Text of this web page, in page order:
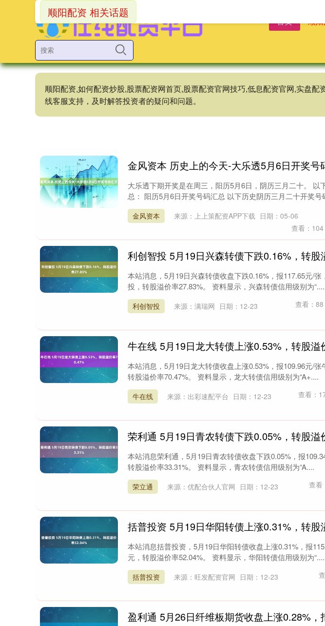
首页 顺
顺阳配资,如何配资炒股,股票配资网首页,股票配资官网技巧,低息配资官网,实盘
线客服支持，及时解答投资者的疑问和问题。
顺阳配资 相关话题
金风资本 历史上的今天-大乐透5月6日开奖号
大乐透下期开奖是在周三，阳历5月6日，阴历三月二十。 以
总： 阳历5月6日开奖号码汇总 以下历史阴历三月二十开奖号
金风资本 来源：上上策配资APP下载 日期：05-06
查看： 104
利创智投 5月19日兴森转债下跌0.16%，转股
本站消息，5月19日兴森转债收盘下跌0.16%，报117.65元/
投，转股溢价率27.83%。 资料显示，兴森转债信用级别为“....
利创智投 来源：满瑞网 日期：12-23 查看： 88
牛在线 5月19日龙大转债上涨0.53%，转股溢
本站消息，5月19日龙大转债收盘上涨0.53%，报109.96元/张
转股溢价率70.47%。 资料显示，龙大转债信用级别为“A+....
牛在线 来源：出彩速配平台 日期：12-23 查看：
荣利通 5月19日青农转债下跌0.05%，转股溢
本站消息荣利通，5月19日青农转债收盘下跌0.05%，报
转股溢价率33.31%。 资料显示，青农转债信用级别为“A....
荣立通 来源：优配合伙人官网 日期：12-23 查看
括普投资 5月19日华阳转债上涨0.31%，转股
本站消息括普投资，5月19日华阳转债收盘上涨0.31%，报
元，转股溢价率52.04%。 资料显示，华阳转债信用级别为“....
括普投资 来源：旺发配资官网 日期：12-23
盈利通 5月26日纤维板期货收盘上涨0.28%，
14311.01 沪深300